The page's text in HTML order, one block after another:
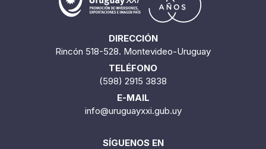
DIRECCIÓN
Rincón 518-528. Montevideo-Uruguay
TELÉFONO
(598) 2915 3838
E-MAIL
info@uruguayxxi.gub.uy
SÍGUENOS EN